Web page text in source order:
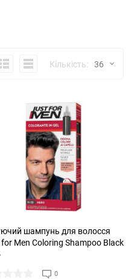
ДетальноКомпактноКількість: 36
36
48
72
144
шампунь для волосся
Men Coloring Shampoo Black
0